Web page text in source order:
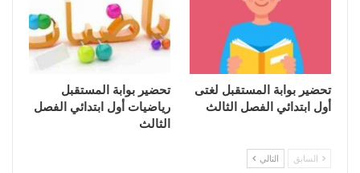
تحضير بوابة المستقبل لغتى
أول ابتدائي الفصل الثالث
تحضير بوابة المستقبل
رياضيات أول ابتدائي الفصل
الثالث
السابق التالي